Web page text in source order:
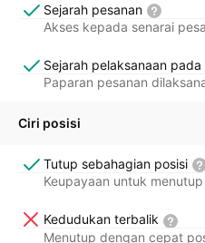
Sejarah pesanan
Akses kepada senarai
Sejarah pelaksanaan pada
Paparan pesanan
Ciri posisi
Tutup sebahagian posisi
Keupayaan untuk
Kedudukan terbalik
Menutup dengan cepat